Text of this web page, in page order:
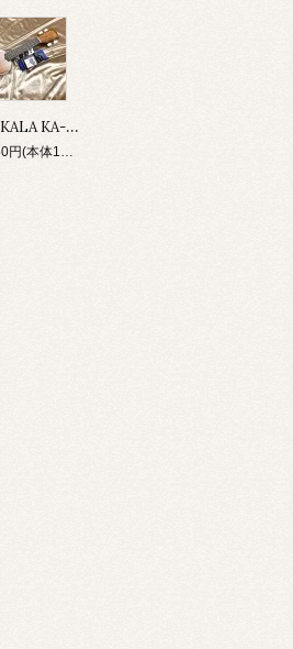
KALA KA-S ソプラノ・ウクレレ ＆初心者セット（チューナー、ストラップボタン×2、ソフトケース）
14,850円(本体13,500円、税1,350円)